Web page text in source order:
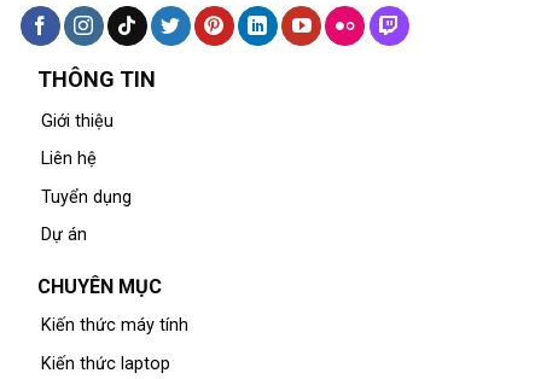
THÔNG TIN
Giới thiệu
Liên hệ
Tuyển dụng
Dự án
CHUYÊN MỤC
Kiến thức máy tính
Kiến thức laptop